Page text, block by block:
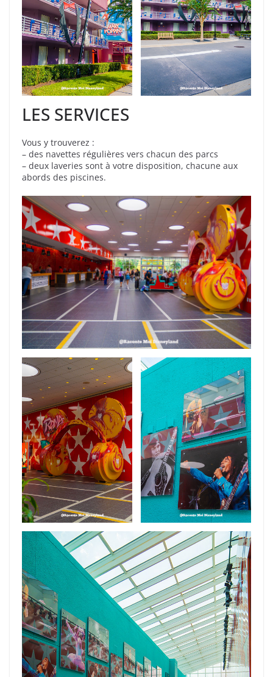
LES SERVICES
Vous y trouverez :
– des navettes régulières vers chacun des parcs
– deux laveries sont à votre disposition, chacune aux
abords des piscines.